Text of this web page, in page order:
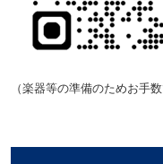
（楽器等の準備のためお手